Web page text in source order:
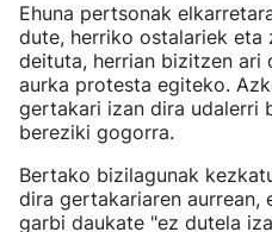
Ehuna pertsonak
dute, herriko ostalariek
deituta, herrian bizitzen ari
aurka protesta egiteko.
gertakari izan dira udalerri
bereziki gogorra.
Bertako bizilagunak
dira gertakariaren aurrean,
garbi daukate "ez dutela